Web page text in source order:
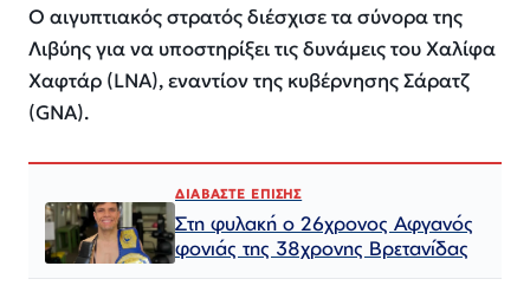
Ο αιγυπτιακός στρατός διέσχισε τα σύνορα της
Λιβύης για να υποστηρίξει τις δυνάμεις του Χαλίφα
Χαφτάρ (LNA), εναντίον της κυβέρνησης Σάρατζ
(GNA).
ΔΙΑΒΑΣΤΕ ΕΠΙΣΗΣ
Στη φυλακή ο 26χρονος Αφγανός
φονιάς της 38χρονης Βρετανίδας